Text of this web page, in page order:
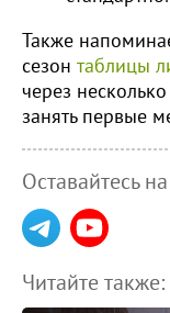
Также
сезон таблицы
через
занять первые
Оставайтесь
Читайте также: